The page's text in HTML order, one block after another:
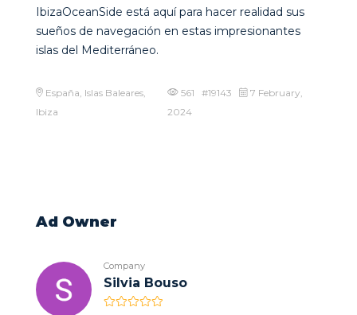
IbizaOceanSide está aquí para hacer realidad sus
sueños de navegación en estas impresionantes
islas del Mediterráneo.
España, Islas Baleares,
Ibiza
561 #19143
7 February,
2024
Ad Owner
Company
Silvia Bouso